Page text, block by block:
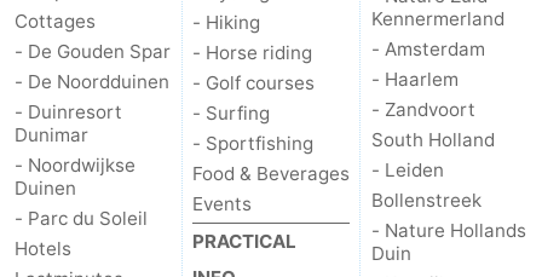
Cottages
- De Gouden Spar
- De Noordduinen
- Duinresort
Dunimar
- Noordwijkse
Duinen
- Parc du Soleil
Hotels
- Hiking
- Horse riding
- Golf courses
- Surfing
- Sportfishing
Food & Beverages
Events
PRACTICAL
Kennermerland
- Amsterdam
- Haarlem
- Zandvoort
South Holland
- Leiden
Bollenstreek
- Nature Hollands
Duin